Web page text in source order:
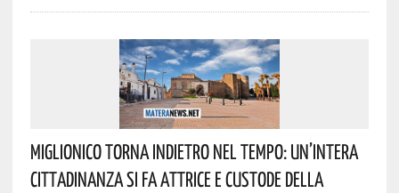
Miglionico Torna Indietro Nel Tempo: Un’intera
Cittadinanza Si Fa Attrice E Custode Della